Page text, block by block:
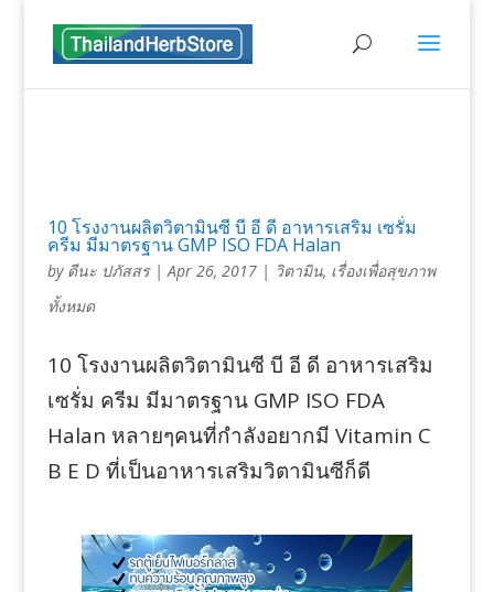
10 โรงงานผลิตวิตามินซี บี อี ดี อาหารเสริม เซรั่ม
ครีม มีมาตรฐาน GMP ISO FDA Halan
by ดีนะ ปภัสสร|Apr 26, 2017| วิตามิน, เรื่องเพื่อสุขภาพ
ทั้งหมด
10 โรงงานผลิตวิตามินซี บี อี ดี อาหารเสริม
เซรั่ม ครีม มีมาตรฐาน GMP ISO FDA
Halan หลายๆคนที่กำลังอยากมี Vitamin C
B E D ที่เป็นอาหารเสริมวิตามินซีก็ดี